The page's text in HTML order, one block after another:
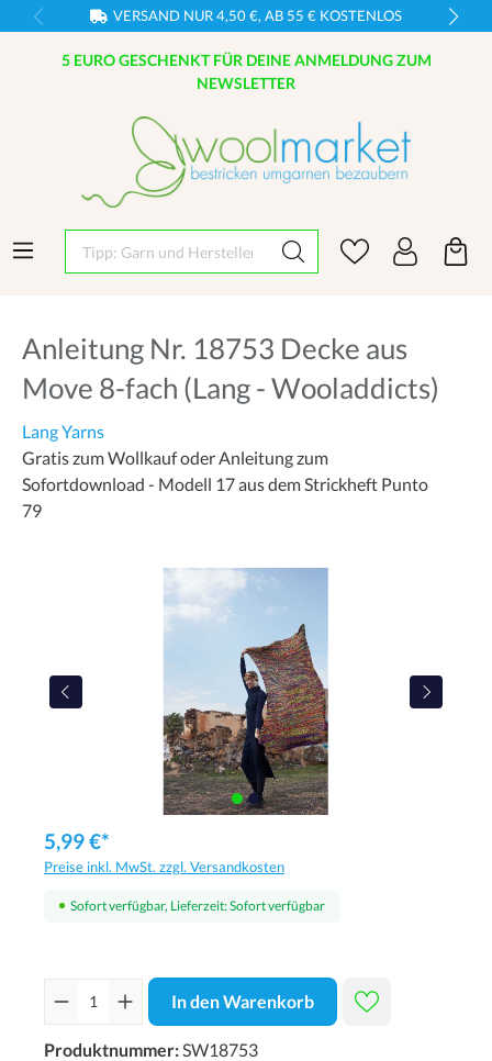
VERSAND NUR 4,50 €, AB 55 € KOSTENLOS
5 EURO GESCHENKT FÜR DEINE ANMELDUNG ZUM
NEWSLETTER
Tipp: Garn und Hersteller eingeben
Anleitung Nr. 18753 Decke aus
Move 8-fach (Lang - Wooladdicts)
Lang Yarns
Gratis zum Wollkauf oder Anleitung zum
Sofortdownload - Modell 17 aus dem Strickheft Punto
79
5,99 €*
Preise inkl. MwSt. zzgl. Versandkosten
Sofort verfügbar, Lieferzeit: Sofort verfügbar
In den Warenkorb
Produktnummer: SW18753